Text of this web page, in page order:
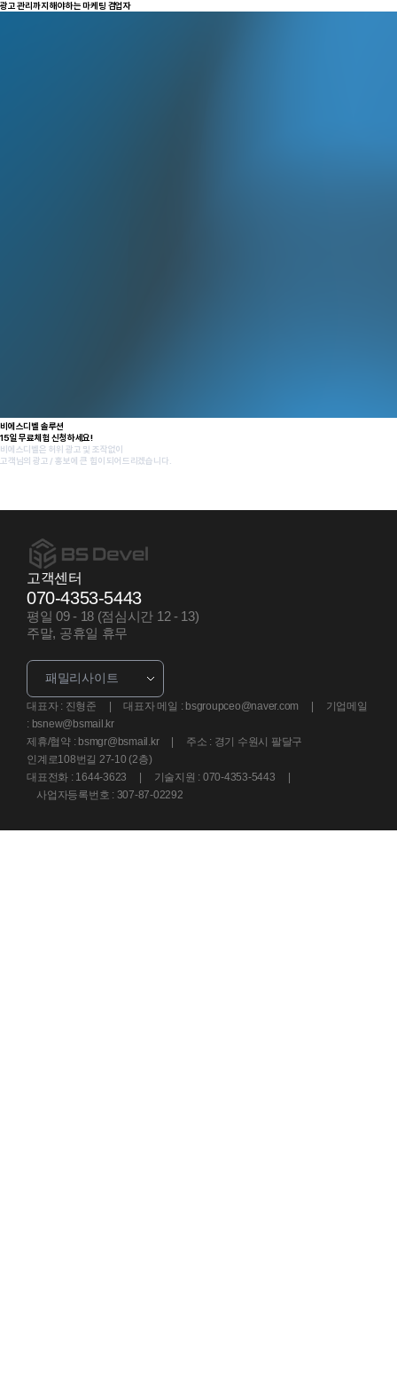
광고 관리까지 해야하는 마케팅 겸업자
비에스디벨 솔루션
15일 무료체험 신청하세요!
비에스디벨은 허위 광고 및 조작없이
고객님의 광고 / 홍보에 큰 힘이 되어드리겠습니다.
고객센터
070-4353-5443
평일 09 - 18 (점심시간 12 - 13)
주말, 공휴일 휴무
패밀리사이트
대표자 : 진형준 | 대표자 메일 : bsgroupceo@naver.com | 기업메일
: bsnew@bsmail.kr
제휴/협약 : bsmgr@bsmail.kr | 주소 : 경기 수원시 팔달구
인계로108번길 27-10 (2층)
대표전화 : 1644-3623 | 기술지원 : 070-4353-5443 |
사업자등록번호 : 307-87-02292